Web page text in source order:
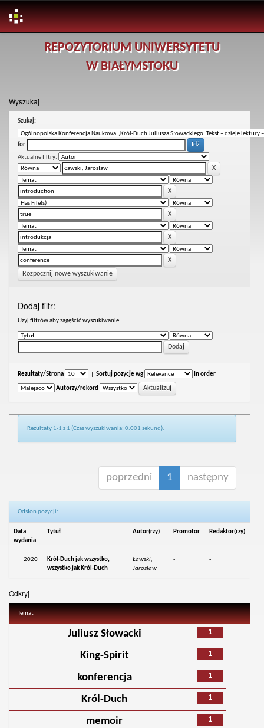
REPOZYTORIUM UNIWERSYTETU
W BIAŁYMSTOKU
Wyszukaj
Szukaj:
for
Aktualne filtry:
Rozpocznij nowe wyszukiwanie
Dodaj filtr:
Uzyj filtrów aby zagęścić wyszukiwanie.
Rezultaty/Strona Sortuj pozycje wg In order
Autorzy/rekord
Rezultaty 1-1 z 1 (Czas wyszukiwania: 0.001 sekund).
poprzedni 1 następny
Odsłon pozycji:
Data
wydania
Tytuł Autor(rzy) Promotor Redaktor(rzy)
2020
Król-Duch jak wszystko,
wszystko jak Król-Duch
Ławski,
Jarosław
- -
Odkryj
Temat
1
Juliusz Słowacki
1
King-Spirit
1
konferencja
1
Król-Duch
1
memoir